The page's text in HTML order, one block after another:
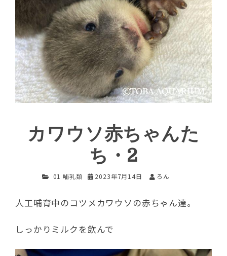
カワウソ赤ちゃんた
ち・2
01 哺乳類 2023年7月14日 ろん
人工哺育中のコツメカワウソの赤ちゃん達。
しっかりミルクを飲んで